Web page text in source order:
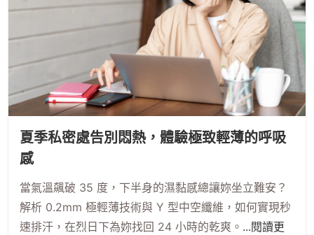
夏季私密處告別悶熱，體驗極致輕薄的呼吸
感
當氣溫飆破 35 度，下半身的濕黏感總讓妳坐立難安？
解析 0.2mm 極輕薄技術與 Y 型中空纖維，如何實現秒
速排汗，在烈日下為妳找回 24 小時的乾爽。 ...閱讀更